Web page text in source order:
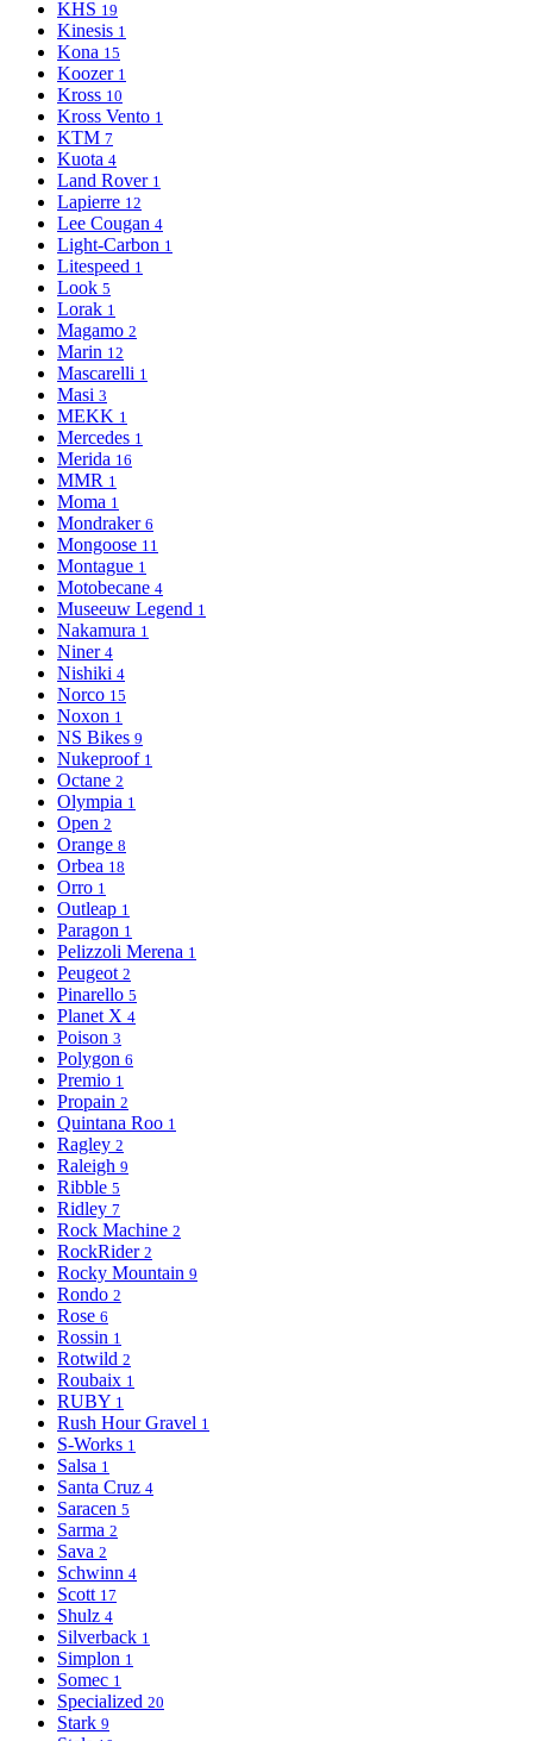
KHS 19
Kinesis 1
Kona 15
Koozer 1
Kross 10
Kross Vento 1
KTM 7
Kuota 4
Land Rover 1
Lapierre 12
Lee Cougan 4
Light-Сarbon 1
Litespeed 1
Look 5
Lorak 1
Magamo 2
Marin 12
Mascarelli 1
Masi 3
MEKK 1
Mercedes 1
Merida 16
MMR 1
Moma 1
Mondraker 6
Mongoose 11
Montague 1
Motobecane 4
Museeuw Legend 1
Nakamura 1
Niner 4
Nishiki 4
Norco 15
Noxon 1
NS Bikes 9
Nukeproof 1
Octane 2
Olympia 1
Open 2
Orange 8
Orbea 18
Orro 1
Outleap 1
Paragon 1
Pelizzoli Merena 1
Peugeot 2
Pinarello 5
Planet X 4
Poison 3
Polygon 6
Premio 1
Propain 2
Quintana Roo 1
Ragley 2
Raleigh 9
Ribble 5
Ridley 7
Rock Machine 2
RockRider 2
Rocky Mountain 9
Rondo 2
Rose 6
Rossin 1
Rotwild 2
Roubaix 1
RUBY 1
Rush Hour Gravel 1
S-Works 1
Salsa 1
Santa Cruz 4
Saracen 5
Sarma 2
Sava 2
Schwinn 4
Scott 17
Shulz 4
Silverback 1
Simplon 1
Somec 1
Specialized 20
Stark 9